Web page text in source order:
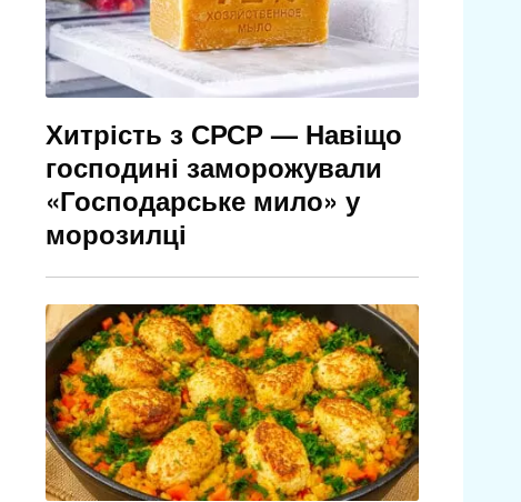
Хитрість з СРСР — Навіщо
господині заморожували
«Господарське мило» у
морозилці